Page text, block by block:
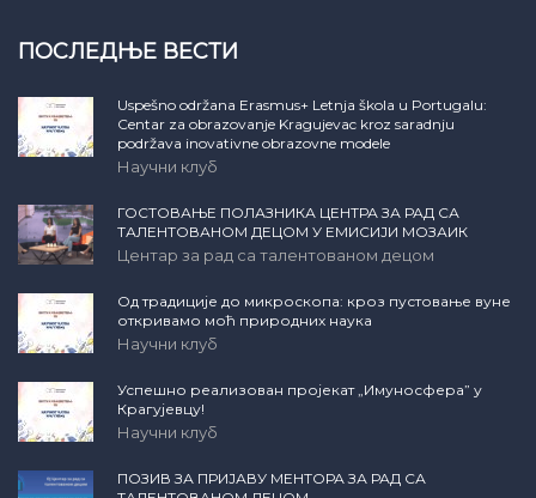
ПОСЛЕДЊЕ ВЕСТИ
Uspešno održana Erasmus+ Letnja škola u Portugalu:
Centar za obrazovanje Kragujevac kroz saradnju
podržava inovativne obrazovne modele
Научни клуб
ГОСТОВАЊЕ ПОЛАЗНИКА ЦЕНТРА ЗА РАД СА
ТАЛЕНТОВАНОМ ДЕЦОМ У ЕМИСИЈИ МОЗАИК
Центар за рад са талентованом децом
Од традиције до микроскопа: кроз пустовање вуне
откривамо моћ природних наука
Научни клуб
Успешно реализован пројекат „Имуносфера” у
Крагујевцу!
Научни клуб
ПОЗИВ ЗА ПРИЈАВУ МЕНТОРА ЗА РАД СА